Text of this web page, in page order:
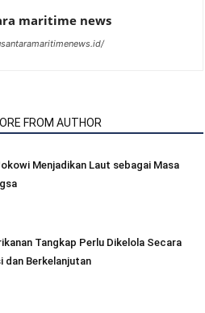
maritime news
FROM AUTHOR
Menjadikan Laut sebagai Masa
Tangkap Perlu Dikelola Secara
dan Berkelanjutan